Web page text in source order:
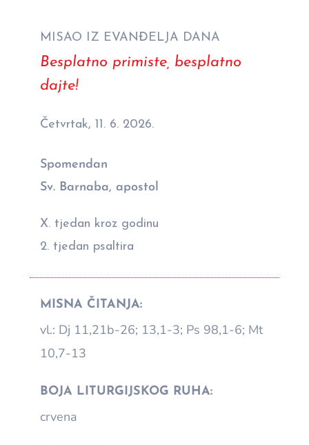
MISAO IZ EVANĐELJA DANA
Besplatno primiste, besplatno
dajte!
Četvrtak, 11. 6. 2026.
Spomendan
Sv. Barnaba, apostol
X. tjedan kroz godinu
2. tjedan psaltira
MISNA ČITANJA:
vl.: Dj 11,21b-26; 13,1-3; Ps 98,1-6; Mt
10,7-13
BOJA LITURGIJSKOG RUHA:
crvena